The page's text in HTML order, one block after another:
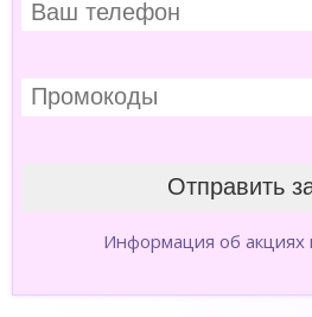
Информация об акциях